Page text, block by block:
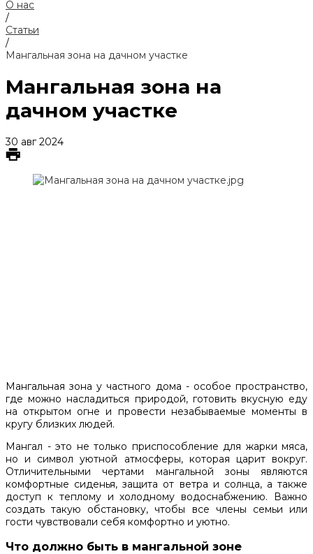
О нас
/
Статьи
/
Мангальная зона на дачном участке
Мангальная зона на
дачном участке
30 авг 2024
Мангальная зона у частного дома - особое пространство,
где можно насладиться природой, готовить вкусную еду
на открытом огне и провести незабываемые моменты в
кругу близких людей.
Мангал - это не только приспособление для жарки мяса,
но и символ уютной атмосферы, которая царит вокруг.
Отличительными чертами мангальной зоны являются
комфортные сиденья, защита от ветра и солнца, а также
доступ к теплому и холодному водоснабжению. Важно
создать такую обстановку, чтобы все члены семьи или
гости чувствовали себя комфортно и уютно.
Что должно быть в мангальной зоне